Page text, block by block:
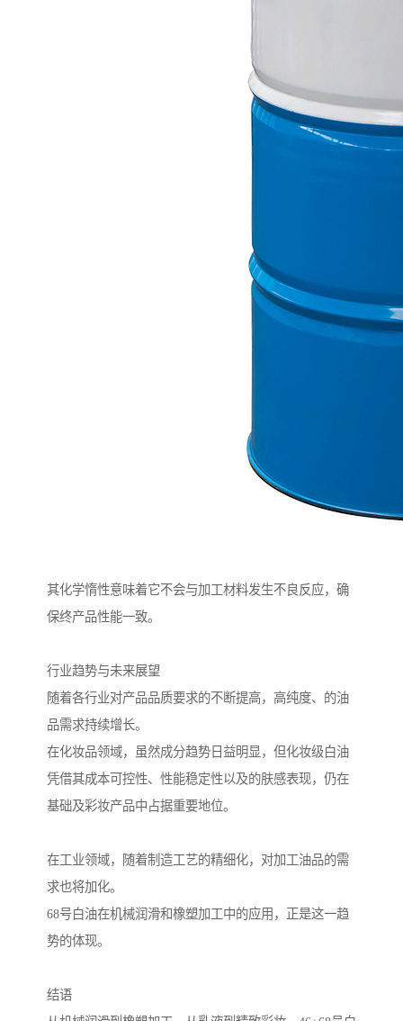
其化学惰性意味着它不会与加工材料发生不良反应，确
保终产品性能一致。
行业趋势与未来展望
随着各行业对产品品质要求的不断提高，高纯度、的油
品需求持续增长。
在化妆品领域，虽然成分趋势日益明显，但化妆级白油
凭借其成本可控性、性能稳定性以及的肤感表现，仍在
基础及彩妆产品中占据重要地位。
在工业领域，随着制造工艺的精细化，对加工油品的需
求也将加化。
68号白油在机械润滑和橡塑加工中的应用，正是这一趋
势的体现。
结语